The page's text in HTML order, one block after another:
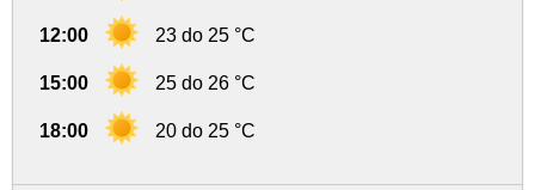
12:00 23 do 25 °C
15:00 25 do 26 °C
18:00 20 do 25 °C